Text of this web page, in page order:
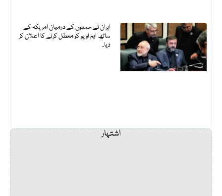
ایران نے حملوں کے درمیان امریکہ کے
ساتھ ایم او یو کو معطل کرنے کا اعلان کر
دیا۔
اشتہار